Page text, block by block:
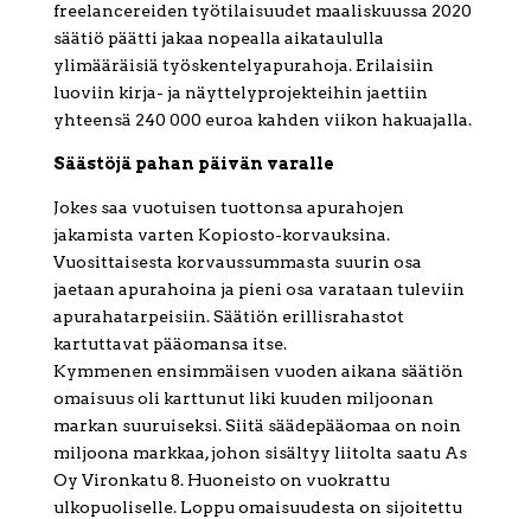
freelancereiden työtilaisuudet maaliskuussa 2020
säätiö päätti jakaa nopealla aikataululla
ylimääräisiä työskentelyapurahoja. Erilaisiin
luoviin kirja- ja näyttelyprojekteihin jaettiin
yhteensä 240 000 euroa kahden viikon hakuajalla.
Säästöjä pahan päivän varalle
Jokes saa vuotuisen tuottonsa apurahojen
jakamista varten Kopiosto-korvauksina.
Vuosittaisesta korvaussummasta suurin osa
jaetaan apurahoina ja pieni osa varataan tuleviin
apurahatarpeisiin. Säätiön erillisrahastot
kartuttavat pääomansa itse.
Kymmenen ensimmäisen vuoden aikana säätiön
omaisuus oli karttunut liki kuuden miljoonan
markan suuruiseksi. Siitä säädepääomaa on noin
miljoona markkaa, johon sisältyy liitolta saatu As
Oy Vironkatu 8. Huoneisto on vuokrattu
ulkopuoliselle. Loppu omaisuudesta on sijoitettu